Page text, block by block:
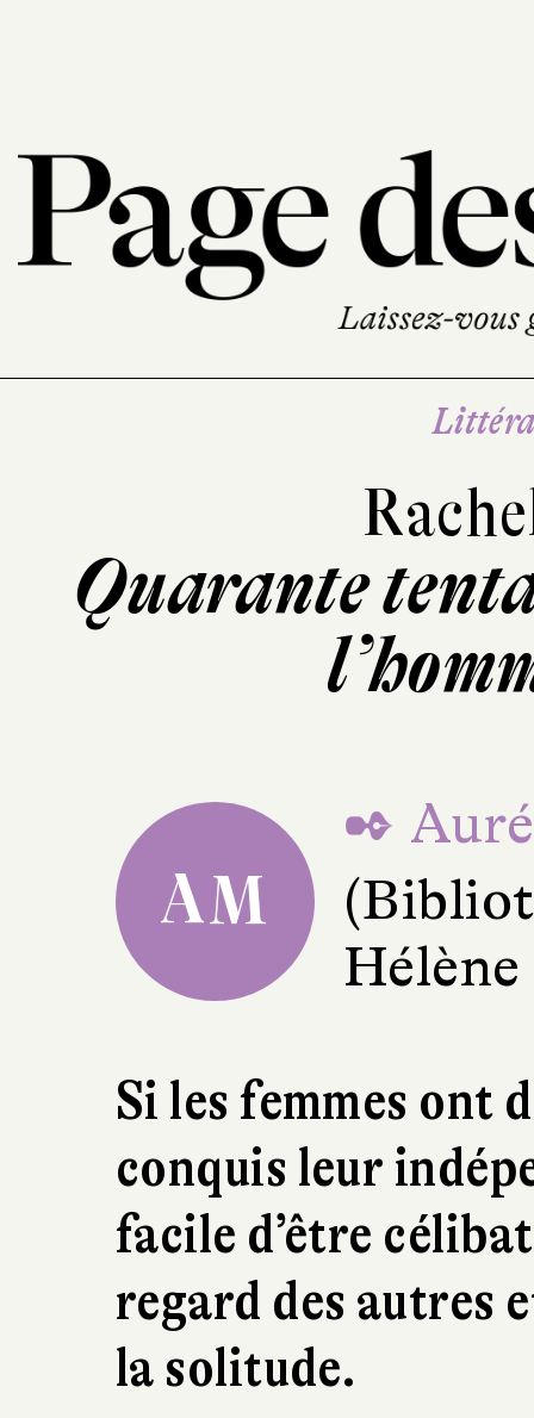
Quarante
AM
✒
Si les femmes ont
conquis leur
facile d’être
regard des autres
la solitude.